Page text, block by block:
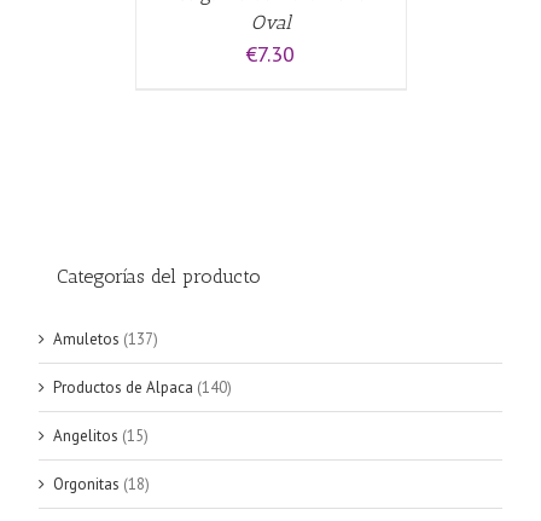
Oval
€7.30
Categorías del producto
Amuletos (137)
Productos de Alpaca (140)
Angelitos (15)
Orgonitas (18)